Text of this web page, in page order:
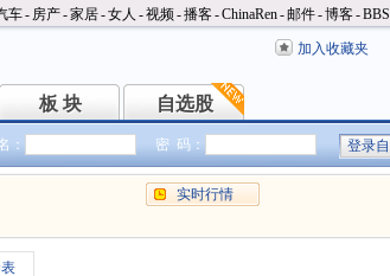
车- 房产-家居-女人 -视频-播客-ChinaRen-邮件-博客-BBS
加入收藏夹
板 块
板 块 自选股
自选股
： 密 码：
实时行情